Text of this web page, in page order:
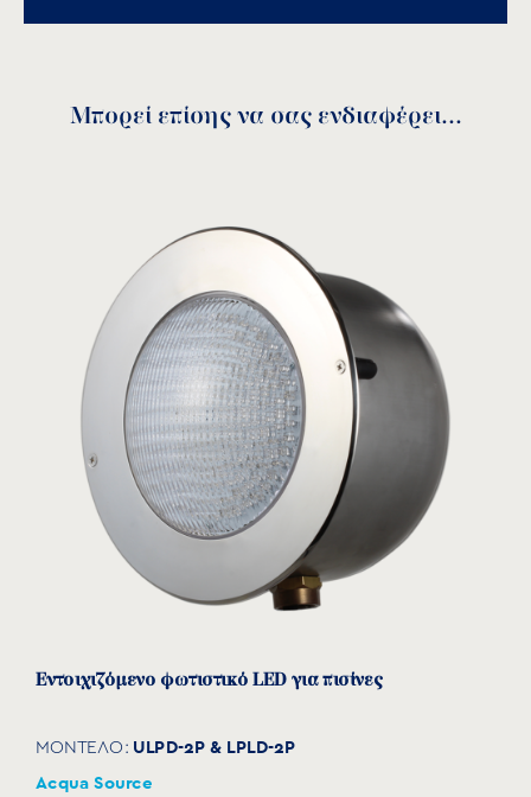
Πλαϊνή έξοδος καλωδίου.
Πίνακας Ελέγχου
ΜΟΝΤΕΛΟ:
RCP-1500
Acqua Source
Δείτε το προϊόν
download
Μπορεί επίσης να σας ενδιαφέρει...
Εντοιχιζόμενο φωτιστικό LED για πισίνες
ΜΟΝΤΕΛΟ: ULPD-2P & LPLD-2P
Acqua Source